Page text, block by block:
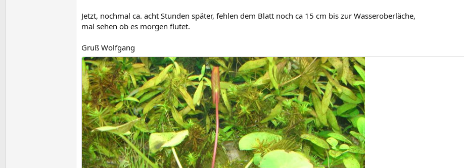
Jetzt, nochmal ca. acht Stunden später, fehlen dem Blatt noch ca 15 cm bis zur Wasseroberläche,
mal sehen ob es morgen flutet.
Gruß Wolfgang